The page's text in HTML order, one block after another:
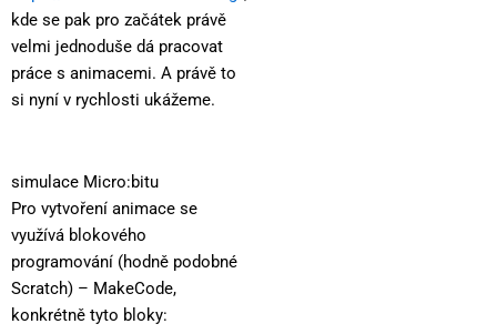
kde se pak pro začátek právě
velmi jednoduše dá pracovat
práce s animacemi. A právě to
si nyní v rychlosti ukážeme.
simulace Micro:bitu
Pro vytvoření animace se
využívá blokového
programování (hodně podobné
Scratch) – MakeCode,
konkrétně tyto bloky: